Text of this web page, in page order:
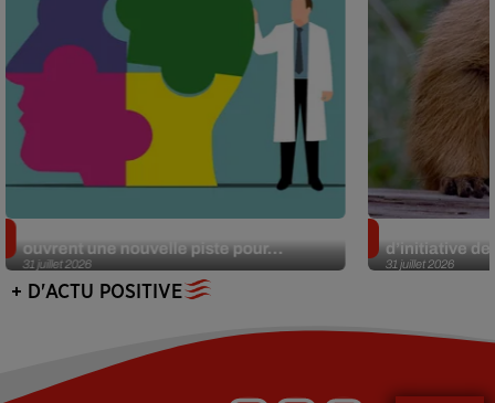
31 juillet 2026
ouvrent une nouvelle piste pour...
31 juillet 2026
d’initiative
+ D'ACTU POSITIVE